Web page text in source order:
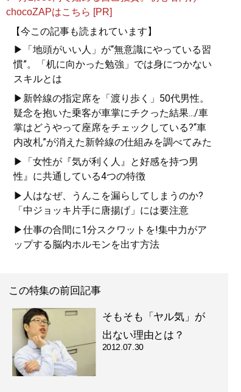
chocoZAPはこちら [PR]
【今この記事も読まれています】
▶「地頭がいい人」が“無意識にやっている習
慣”。「机に向かった勉強」では身につかない
スキルとは
▶新幹線の指定席を「渡り歩く」50代男性。
疑念を抱いた乗客が車掌にチクった結果.../車
掌はどうやって座席をチェックしている?“車
内改札”が消えた新幹線の仕組みを調べてみた
▶「女性が『気が利く人』と好感を持つ男
性』に共通している4つの特徴
▶人はなぜ、うんこを漏らしてしまうのか?
「中ジョッキ片手に唐揚げ」には要注意
▶仕事の合間に1分スクワットを!集中力がア
ップする脳内ホルモンを出す方法
この特集の前回記事
そもそも「ヤル気」が
出ない理由とは？
2012.07.30